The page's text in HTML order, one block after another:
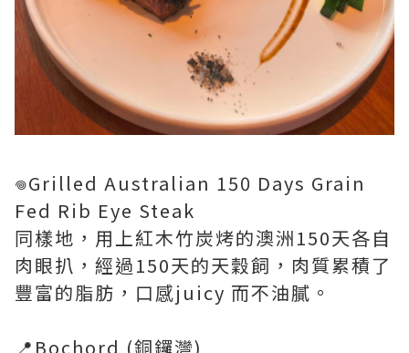
𖦹Grilled Australian 150 Days Grain
Fed Rib Eye Steak
同樣地，用上紅木竹炭烤的澳洲150天各自
肉眼扒，經過150天的天穀飼，肉質累積了
豐富的脂肪，口感juicy 而不油膩。
📍Bochord (銅鑼灣)